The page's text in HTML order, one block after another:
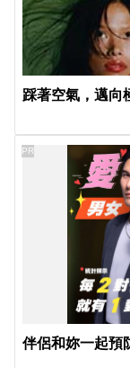
踩著空氣，邁向
伴侶和妳一起預
PR